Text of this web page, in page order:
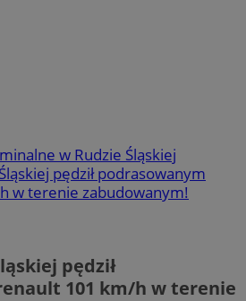
w Rudzie Śląskiej
pędził podrasowanym
w terenie zabudowanym!
pędził
101 km/h w terenie